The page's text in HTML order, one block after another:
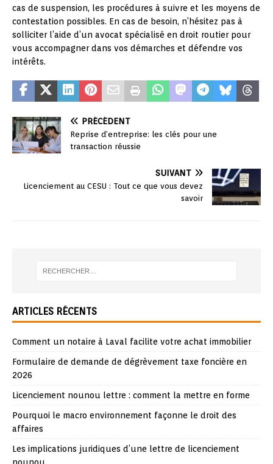
cas de suspension, les procédures à suivre et les moyens de
contestation possibles. En cas de besoin, n’hésitez pas à
solliciter l’aide d’un avocat spécialisé en droit routier pour
vous accompagner dans vos démarches et défendre vos
intérêts.
PRÉCÉDENT
Reprise d’entreprise: les clés pour une
transaction réussie
SUIVANT
Licenciement au CESU : Tout ce que vous devez
savoir
ARTICLES RÉCENTS
Comment un notaire à Laval facilite votre achat immobilier
Formulaire de demande de dégrèvement taxe foncière en
2026
Licenciement nounou lettre : comment la mettre en forme
Pourquoi le macro environnement façonne le droit des
affaires
Les implications juridiques d’une lettre de licenciement